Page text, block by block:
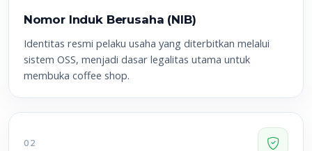
Nomor Induk Berusaha (NIB)
Identitas resmi pelaku usaha yang diterbitkan melalui
sistem OSS, menjadi dasar legalitas utama untuk
membuka coffee shop.
02